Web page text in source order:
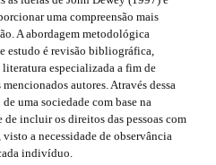
uma compreensão mais
A abordagem metodológica
estudo é revisão bibliográfica,
literatura especializada a fim de
autores. Através dessa
uma sociedade com base na
de incluir os direitos das pessoas com
a necessidade de observância
indivíduo.